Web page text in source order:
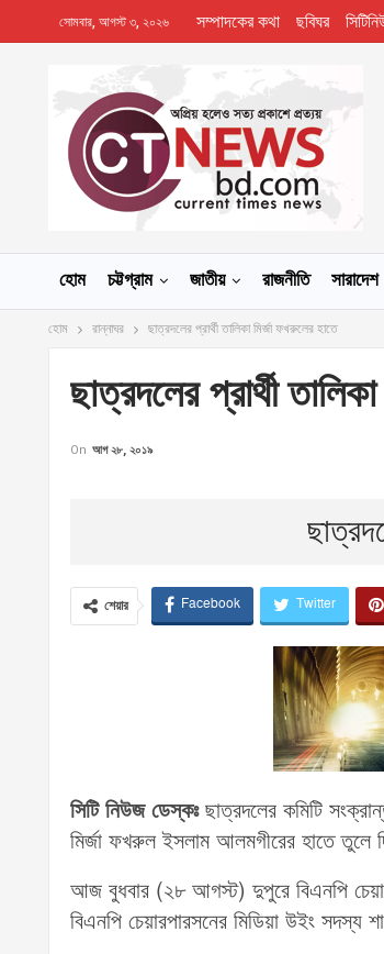
সোমবার, আগস্ট ৩, ২০২৬ সম্পাদকের কথা ছবিঘর
হোম চট্টগ্রাম জাতীয় রাজনীতি সারাদেশ
হোম রান্নাঘর ছাত্রদলের প্রার্থী তালিকা মির্জা ফখরুলের হাতে
ছাত্রদলের প্রার্থী
On আগ ২৮, ২০১৯
শেয়ার Facebook Twitter
সিটি নিউজ ডেস্কঃছাত্রদলের কমিটি
মির্জা ফখরুল ইসলাম আলমগীরের হাতে তুলে
আজ বুধবার (২৮ আগস্ট) দুপুরে বিএনপি
বিএনপি চেয়ারপারসনের মিডিয়া উইং সদস্য